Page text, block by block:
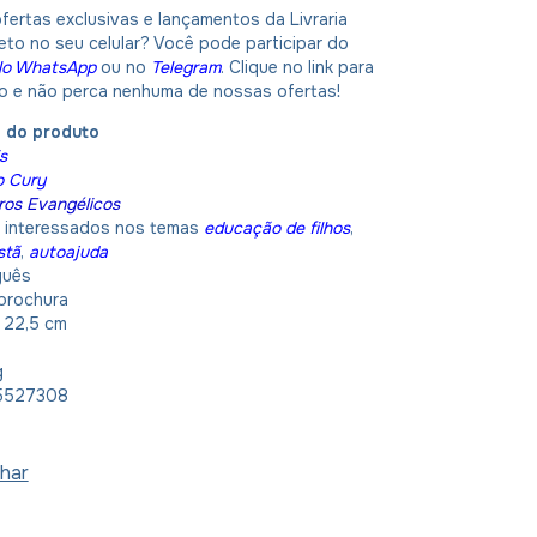
exclusivas e lançamentos da Livraria
no seu celular? Você pode participar do
WhatsAppou no Telegram. Clique no link para
e não perca nenhuma de nossas ofertas!
do produto
Cury
Evangélicos
interessados nos temas educação de filhos,
, autoajuda
cm